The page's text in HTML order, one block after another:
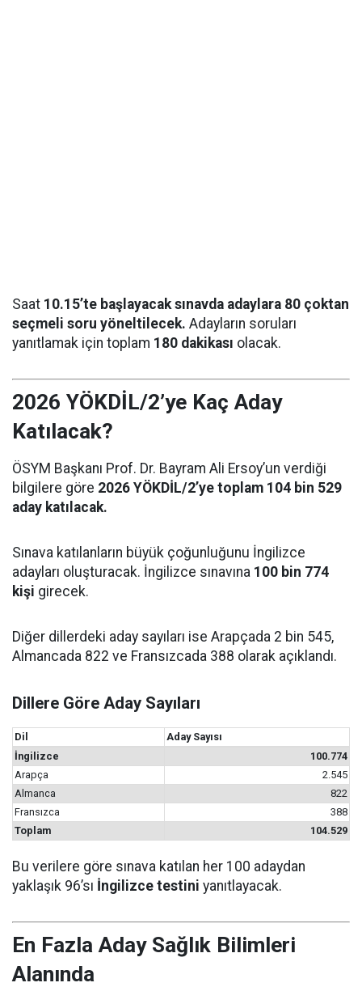
Saat 10.15’te başlayacak sınavda adaylara 80 çoktan
seçmeli soru yöneltilecek. Adayların soruları
yanıtlamak için toplam 180 dakikası olacak.
2026 YÖKDİL/2’ye Kaç Aday
Katılacak?
ÖSYM Başkanı Prof. Dr. Bayram Ali Ersoy’un verdiği
bilgilere göre 2026 YÖKDİL/2’ye toplam 104 bin 529
aday katılacak.
Sınava katılanların büyük çoğunluğunu İngilizce
adayları oluşturacak. İngilizce sınavına 100 bin 774
kişi girecek.
Diğer dillerdeki aday sayıları ise Arapçada 2 bin 545,
Almancada 822 ve Fransızcada 388 olarak açıklandı.
Dillere Göre Aday Sayıları
Dil
Aday Sayısı
İngilizce
100.774
Arapça
2.545
Almanca
822
Fransızca
388
Toplam
104.529
Bu verilere göre sınava katılan her 100 adaydan
yaklaşık 96’sı İngilizce testini yanıtlayacak.
En Fazla Aday Sağlık Bilimleri
Alanında